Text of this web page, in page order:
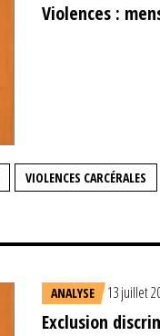
Violences :
VIOLENCES CARCÉRALES
ANALYSE 13 juillet
Exclusion